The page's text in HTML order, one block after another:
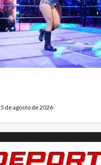
5 de agosto de 2026